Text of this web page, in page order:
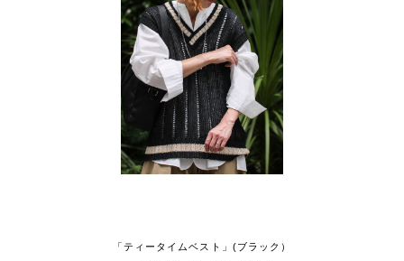
「ティータイムベスト」(ブラック）